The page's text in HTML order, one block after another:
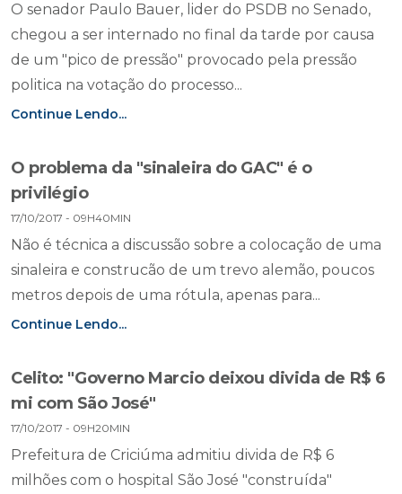
O senador Paulo Bauer, lider do PSDB no Senado,
chegou a ser internado no final da tarde por causa
de um "pico de pressão" provocado pela pressão
politica na votação do processo...
Continue Lendo...
O problema da "sinaleira do GAC" é o
privilégio
17/10/2017 - 09H40MIN
Não é técnica a discussão sobre a colocação de uma
sinaleira e construcão de um trevo alemão, poucos
metros depois de uma rótula, apenas para...
Continue Lendo...
Celito: "Governo Marcio deixou divida de R$ 6
mi com São José"
17/10/2017 - 09H20MIN
Prefeitura de Criciúma admitiu divida de R$ 6
milhões com o hospital São José "construída"